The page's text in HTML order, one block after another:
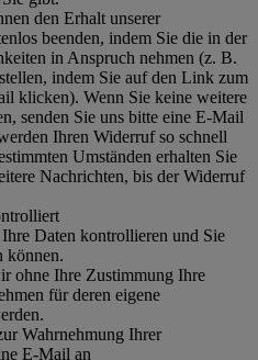
den Erhalt unserer
beenden, indem Sie die in der
in Anspruch nehmen (z. B.
indem Sie auf den Link zum
klicken). Wenn Sie keine weitere
senden Sie uns bitte eine E-Mail
Ihren Widerruf so schnell
Umständen erhalten Sie
Nachrichten, bis der Widerruf
Daten kontrollieren und Sie
können.
ohne Ihre Zustimmung Ihre
für deren eigene
Wahrnehmung Ihrer
E-Mail an